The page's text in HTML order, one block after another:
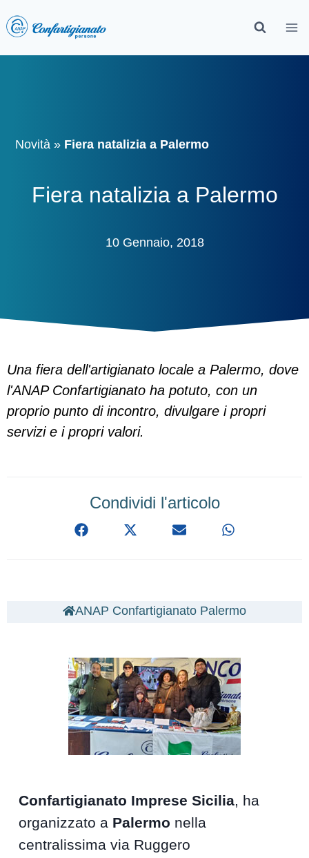
Novità » Fiera natalizia a Palermo
Fiera natalizia a Palermo
10 Gennaio, 2018
Una fiera dell'artigianato locale a Palermo, dove
l'ANAP Confartigianato ha potuto, con un
proprio punto di incontro, divulgare i propri
servizi e i propri valori.
Condividi l'articolo
ANAP Confartigianato Palermo
Confartigianato Imprese Sicilia, ha
organizzato a Palermo nella
centralissima via Ruggero